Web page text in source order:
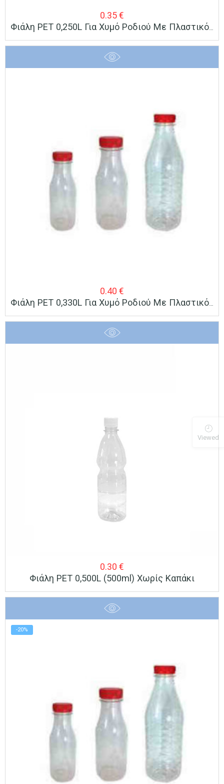
0.35€
Φιάλη PET 0,250L Για Χυμό Ροδιού Με Πλαστικό Καπάκι Με Πώμα Ασφαλείας
0.40 €
Φιάλη PET 0,330L Για Χυμό Ροδιού Με Πλαστικό Καπάκι Με Πώμα Ασφαλείας
0.30 €
Φιάλη PET 0,500L (500ml) Χωρίς Καπάκι
-20%
Viewed